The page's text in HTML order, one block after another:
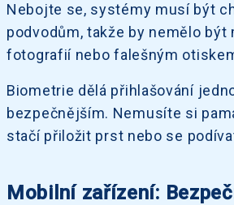
Nebojte se, systémy musí být
podvodům, takže by nemělo být
fotografií nebo falešným
Biometrie dělá přihlašování
bezpečnějším. Nemusíte si
stačí přiložit prst nebo se
Mobilní zařízení: